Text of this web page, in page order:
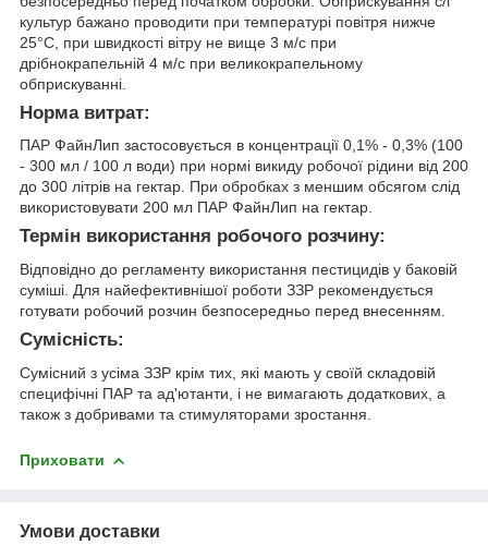
культур бажано проводити при температурі повітря нижче
25°С, при швидкості вітру не вище 3 м/с при
дрібнокрапельній 4 м/с при великокрапельному
обприскуванні.
Норма витрат:
ПАР ФайнЛип застосовується в концентрації 0,1% - 0,3% (100
- 300 мл / 100 л води) при нормі викиду робочої рідини від 200
до 300 літрів на гектар. При обробках з меншим обсягом слід
використовувати 200 мл ПАР ФайнЛип на гектар.
Термін використання робочого розчину:
Відповідно до регламенту використання пестицидів у баковій
суміші. Для найефективнішої роботи ЗЗР рекомендується
готувати робочий розчин безпосередньо перед внесенням.
Сумісність:
Сумісний з усіма ЗЗР крім тих, які мають у своїй складовій
специфічні ПАР та ад'ютанти, і не вимагають додаткових, а
також з добривами та стимуляторами зростання.
Приховати
Умови доставки